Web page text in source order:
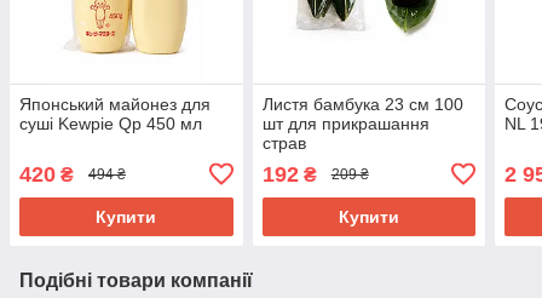
Японський майонез для
суші Kewpie Qp 450 мл
420 ₴ 494 ₴
Купити
Листя бамбука 23 см 100
шт для прикрашання
страв
192₴ 209 ₴
Купити
NL
2
Подібні товари компанії